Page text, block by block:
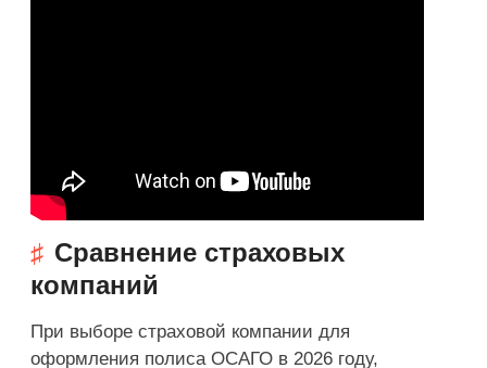
Сравнение страховых
компаний
При выборе страховой компании для
оформления полиса ОСАГО в 2026 году,